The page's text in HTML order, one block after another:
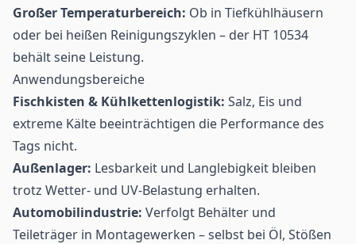
Großer Temperaturbereich: Ob in Tiefkühlhäusern
oder bei heißen Reinigungszyklen – der HT 10534
behält seine Leistung.
Anwendungsbereiche
Fischkisten & Kühlkettenlogistik: Salz, Eis und
extreme Kälte beeinträchtigen die Performance des
Tags nicht.
Außenlager: Lesbarkeit und Langlebigkeit bleiben
trotz Wetter- und UV-Belastung erhalten.
Automobilindustrie: Verfolgt Behälter und
Teileträger in Montagewerken – selbst bei Öl, Stößen